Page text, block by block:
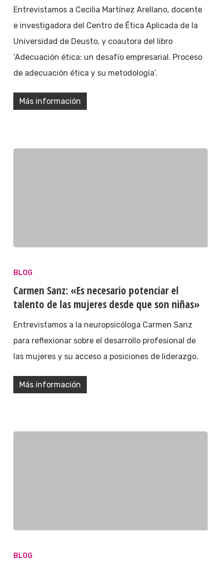
Entrevistamos a Cecilia Martínez Arellano, docente
e investigadora del Centro de Ética Aplicada de la
Universidad de Deusto, y coautora del libro
‘Adecuación ética: un desafío empresarial. Proceso
de adecuación ética y su metodología’.
Más información
BLOG
Carmen Sanz: «Es necesario potenciar el
talento de las mujeres desde que son niñas»
Entrevistamos a la neuropsicóloga Carmen Sanz
para reflexionar sobre el desarrollo profesional de
las mujeres y su acceso a posiciones de liderazgo.
Más información
BLOG